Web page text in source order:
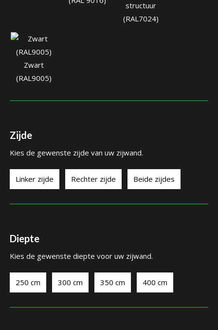
structuur
(RAL7024)
Zwart
(RAL9005)
Zijde
Kies de gewenste zijde van uw zijwand.
Linker zijde Rechter zijde Beide zijdes
Diepte
Kies de gewenste diepte voor uw zijwand.
250 cm 300 cm 350 cm 400 cm